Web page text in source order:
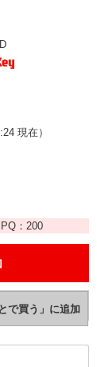
現在）
： 200